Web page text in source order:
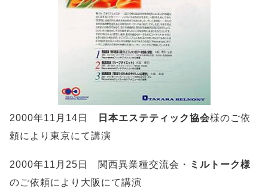
2000年11月14日 日本エステティック協会様のご依
頼により東京にて講演
2000年11月25日 関西異業種交流会・ ミルトーク様
のご依頼により大阪にて講演